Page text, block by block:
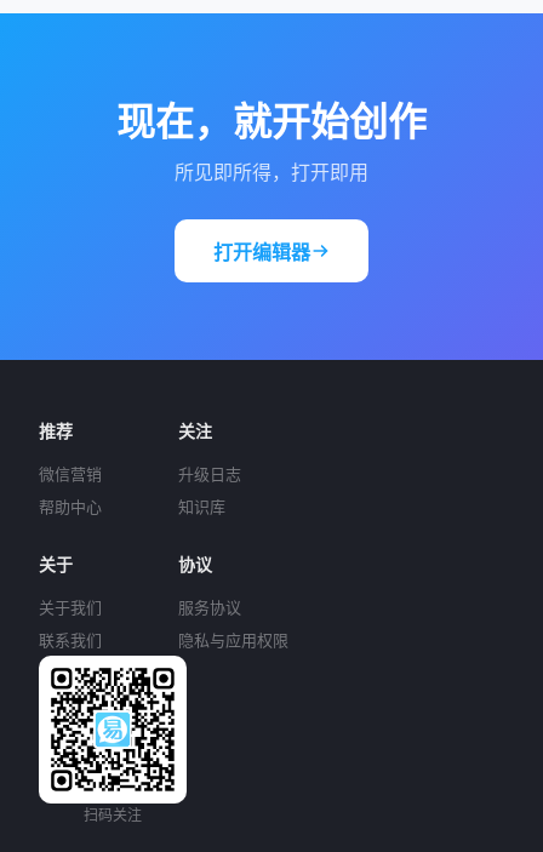
现在，就开始创作
所见即所得，打开即用
打开编辑器
推荐
微信营销
帮助中心
关注
升级日志
知识库
关于
关于我们
联系我们
协议
服务协议
隐私与应用权限
扫码关注